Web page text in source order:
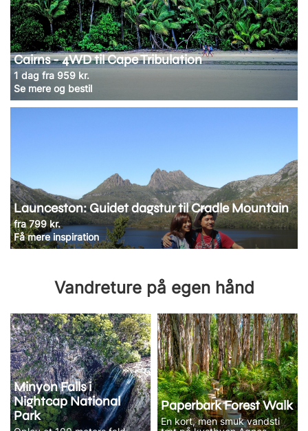
Cairns - 4WD til Cape Tribulation
1 dag fra 959 kr.
Se mere og bestil
Launceston: Guidet dagstur til Cradle Mountain
fra 799 kr.
Få mere inspiration
Vandreture på egen hånd
Minyon Falls i
Nightcap National
Park
Paperbark Forest Walk
En kort, men smuk vandsti